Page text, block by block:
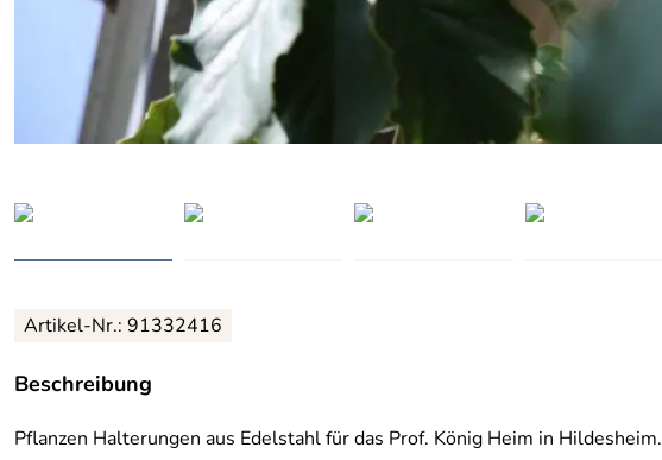
Artikel-Nr.: 91332416
Beschreibung
Pflanzen Halterungen aus Edelstahl für das Prof. König Heim in Hildesheim.